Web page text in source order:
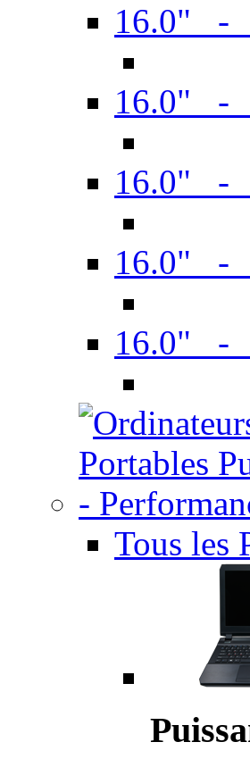
16.0" -
16.0" -
16.0" -
16.0" -
16.0" -
Tous les